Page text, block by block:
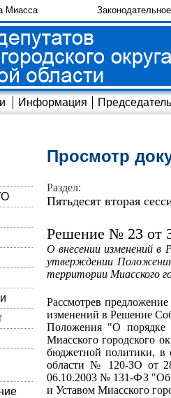
Миасса
Информация Председатель
Просмотр
Раздел:
Пятьдесят вторая
Решение № 23 от
О внесении изменений в
утверждении
территории Миасского
Рассмотрев
изменений в Решение
Положения "О порядке
Миасского городского
бюджетной политики, в
области № 120-ЗО от
06.10.2003 № 131-ФЗ "Об
и Уставом Миасского